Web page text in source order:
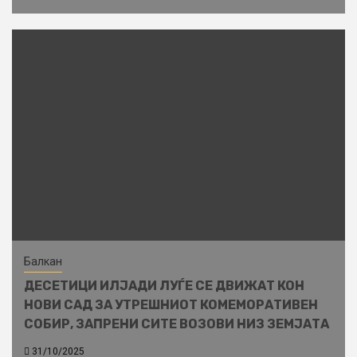
Балкан
ДЕСЕТИЦИ ИЛЈАДИ ЛУЃЕ СЕ ДВИЖАТ КОН
НОВИ САД ЗА УТРЕШНИОТ КОМЕМОРАТИВЕН
СОБИР, ЗАПРЕНИ СИТЕ ВОЗОВИ НИЗ ЗЕМЈАТА
31/10/2025